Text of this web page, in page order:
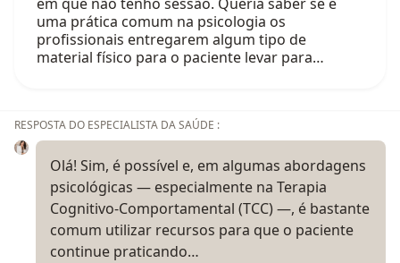
uma prática comum na psicologia os
profissionais entregarem algum tipo de
material físico para o paciente levar para…
RESPOSTA DO ESPECIALISTA DA SAÚDE :
Olá! Sim, é possível e, em algumas abordagens
psicológicas — especialmente na Terapia
Cognitivo-Comportamental (TCC) —, é bastante
comum utilizar recursos para que o paciente
continue praticando…